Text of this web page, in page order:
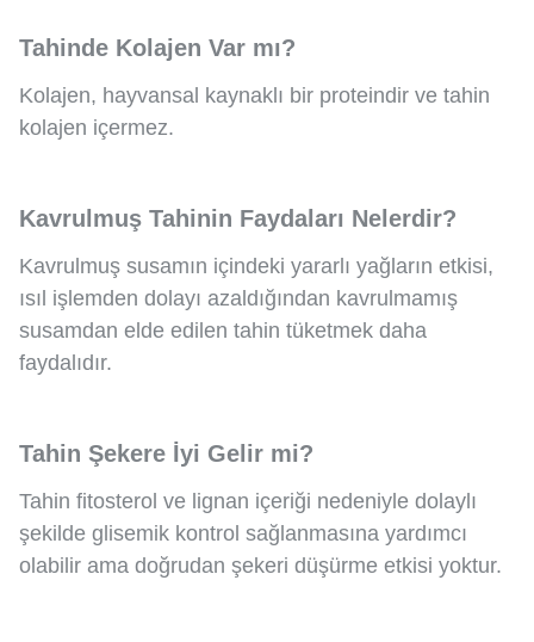
Tahinde Kolajen Var mı?
Kolajen, hayvansal kaynaklı bir proteindir ve tahin
kolajen içermez.
Kavrulmuş Tahinin Faydaları Nelerdir?
Kavrulmuş susamın içindeki yararlı yağların etkisi,
ısıl işlemden dolayı azaldığından kavrulmamış
susamdan elde edilen tahin tüketmek daha
faydalıdır.
Tahin Şekere İyi Gelir mi?
Tahin fitosterol ve lignan içeriği nedeniyle dolaylı
şekilde glisemik kontrol sağlanmasına yardımcı
olabilir ama doğrudan şekeri düşürme etkisi yoktur.